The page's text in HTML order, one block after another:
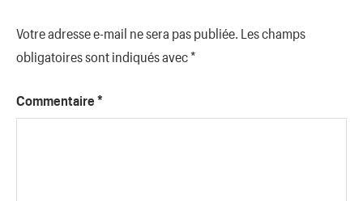
Votre adresse e-mail ne sera pas publiée. Les champs
obligatoires sont indiqués avec*
Commentaire *